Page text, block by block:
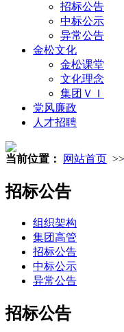
招标公告
中标公示
异常公告
金松文化
金松课堂
文化理念
集团ＶＩ
党风廉政
人才招聘
当前位置： 网站首页 >>
招标公告
组织架构
集团高管
招标公告
中标公示
异常公告
招标公告